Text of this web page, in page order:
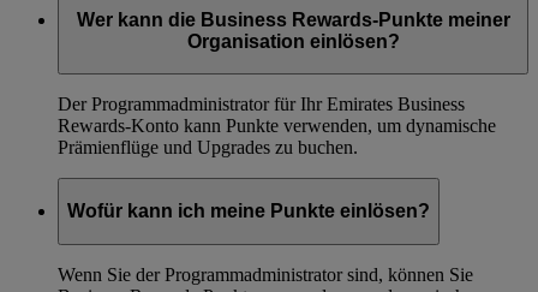
Wer kann die Business Rewards-Punkte meiner
Organisation einlösen?
Der Programmadministrator für Ihr Emirates Business
Rewards-Konto kann Punkte verwenden, um dynamische
Prämienflüge und Upgrades zu buchen.
Wofür kann ich meine Punkte einlösen?
Wenn Sie der Programmadministrator sind, können Sie